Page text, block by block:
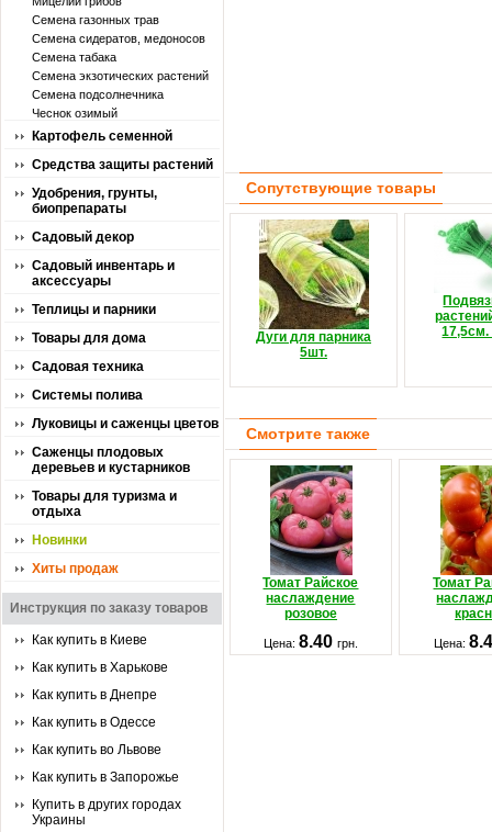
Семена газонных трав
Семена сидератов, медоносов
Семена табака
Семена экзотических растений
Семена подсолнечника
Чеснок озимый
Картофель семенной
Средства защиты растений
Удобрения, грунты,
биопрепараты
Садовый декор
Садовый инвентарь и
аксессуары
Теплицы и парники
Товары для дома
Садовая техника
Системы полива
Луковицы и саженцы цветов
Саженцы плодовых
деревьев и кустарников
Товары для туризма и
отдыха
Новинки
Хиты продаж
Инструкция по заказу товаров
Как купить в Киеве
Как купить в Харькове
Как купить в Днепре
Как купить в Одессе
Как купить во Львове
Как купить в Запорожье
Купить в других городах
Украины
Сопутствующие товары
Дуги для парника
5шт.
17,5см.
Смотрите также
Томат Райское
наслаждение
розовое
Томат
Цена: 8.40 грн. Цена: